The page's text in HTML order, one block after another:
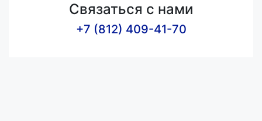
Связаться с нами
+7 (812) 409-41-70